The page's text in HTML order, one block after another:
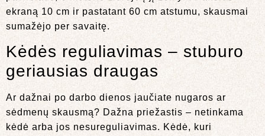
ekraną 10 cm ir pastatant 60 cm atstumu, skausmai
sumažėjo per savaitę.
Kėdės reguliavimas – stuburo
geriausias draugas
Ar dažnai po darbo dienos jaučiate nugaros ar
sėdmenų skausmą? Dažna priežastis – netinkama
kėdė arba jos nesureguliavimas. Kėdė, kuri